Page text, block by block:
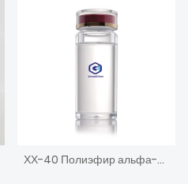
ХХ-40 Полиэфир альфа-олефина высокой вязкости на основе сложного эфира ПАО